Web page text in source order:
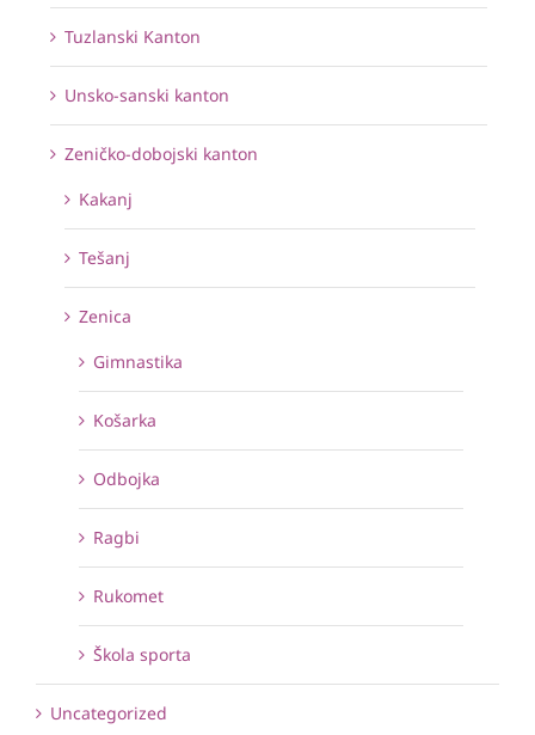
Tuzlanski Kanton
Unsko-sanski kanton
Zeničko-dobojski kanton
Kakanj
Tešanj
Zenica
Gimnastika
Košarka
Odbojka
Ragbi
Rukomet
Škola sporta
Uncategorized